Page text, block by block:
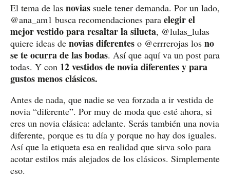
El tema de las novias suele tener demanda. Por un lado,
@ana_am1 busca recomendaciones para elegir el
mejor vestido para resaltar la silueta, @lulas_lulas
quiere ideas de novias diferentes o @errrerojas los no
se te ocurra de las bodas. Así que aquí va un post para
todas. Y con 12 vestidos de novia diferentes y para
gustos menos clásicos.
Antes de nada, que nadie se vea forzada a ir vestida de
novia “diferente”. Por muy de moda que esté ahora, si
eres un novia clásica: adelante. Serás también una novia
diferente, porque es tu día y porque no hay dos iguales.
Así que la etiqueta esa en realidad que sirva solo para
acotar estilos más alejados de los clásicos. Simplemente
eso.